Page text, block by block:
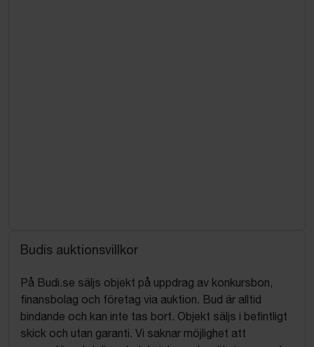
Budis auktionsvillkor
På Budi.se säljs objekt på uppdrag av konkursbon,
finansbolag och företag via auktion. Bud är alltid
bindande och kan inte tas bort. Objekt säljs i befintligt
skick och utan garanti. Vi saknar möjlighet att